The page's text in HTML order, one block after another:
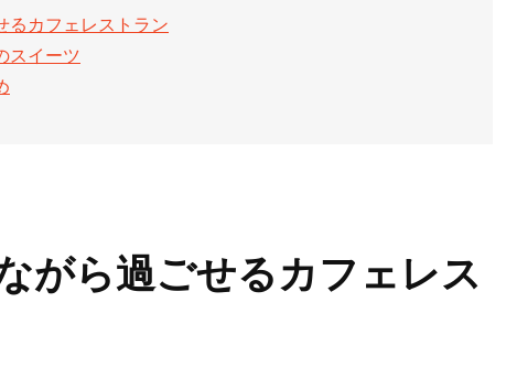
るカフェレストラン
スイーツ
がら過ごせるカフェレス